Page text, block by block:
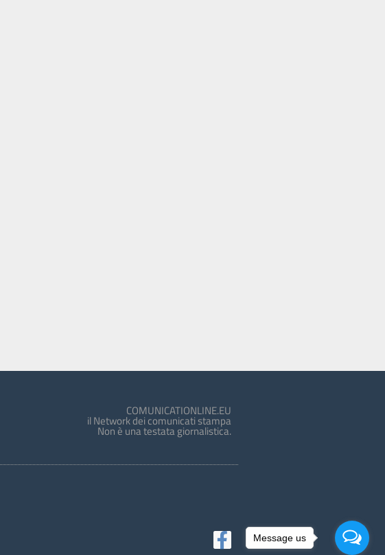
COMUNICATIONLINE.EU
il Network dei comunicati stampa
Non è una testata giornalistica.
Message us